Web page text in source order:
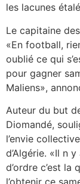
les lacunes
Le capitaine
«En football,
oublié ce qui
pour gagner
Maliens»,
Auteur du but
Diomandé,
l’envie
d’Algérie. «Il n
d’ordre c’est